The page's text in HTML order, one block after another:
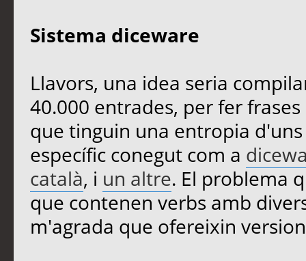
Sistema diceware
Llavors, una idea seria
40.000 entrades, per fer
que tinguin una entropia
específic conegut com a
català, i un altre. El problema
que contenen verbs amb
m'agrada que ofereixin